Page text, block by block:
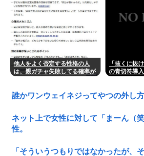
他人をよく否定する性格の人
は、親ガチャ失敗してる確率が
「抜くに抜
の青切符導
誰かワンウェイネジってやつの外し
ネット上で女性に対して「まーん（
性。
「そういうつもりではなかったが、